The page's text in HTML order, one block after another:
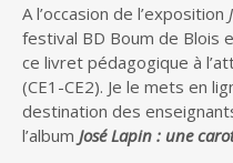
A l’occasion de l’exposition
festival BD Boum de Blois
ce livret pédagogique à
(CE1-CE2). Je le mets en
destination des
l’album José Lapin : une